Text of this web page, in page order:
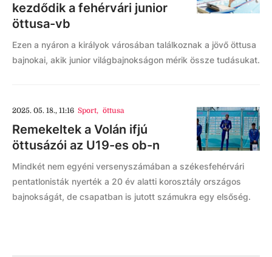
kezdődik a fehérvári junior
öttusa-vb
Ezen a nyáron a királyok városában találkoznak a jövő öttusa
bajnokai, akik junior világbajnokságon mérik össze tudásukat.
2025. 05. 18., 11:16 Sport, öttusa
Remekeltek a Volán ifjú
öttusázói az U19-es ob-n
Mindkét nem egyéni versenyszámában a székesfehérvári
pentatlonisták nyerték a 20 év alatti korosztály országos
bajnokságát, de csapatban is jutott számukra egy elsőség.